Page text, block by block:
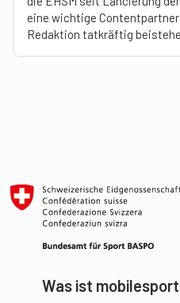
eine wichtige
Redaktion tatkräftig
Was ist